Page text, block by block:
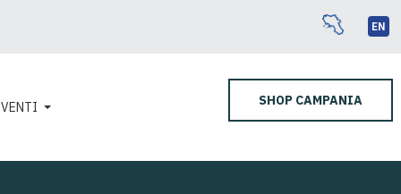
EN
SHOP CAMPANIA